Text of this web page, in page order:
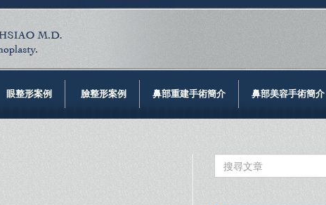
眼整形案例 臉整形案例 鼻部重建手術簡介 鼻部美容手術簡介